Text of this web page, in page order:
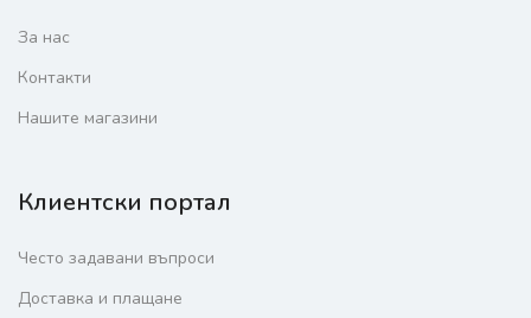
За нас
Контакти
Нашите магазини
Клиентски портал
Често задавани въпроси
Доставка и плащане